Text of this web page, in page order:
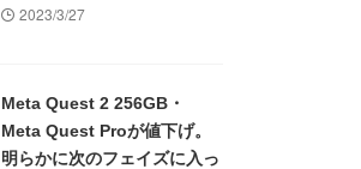
2023/3/27
Meta Quest 2 256GB・
Meta Quest Proが値下げ。
明らかに次のフェイズに入っ